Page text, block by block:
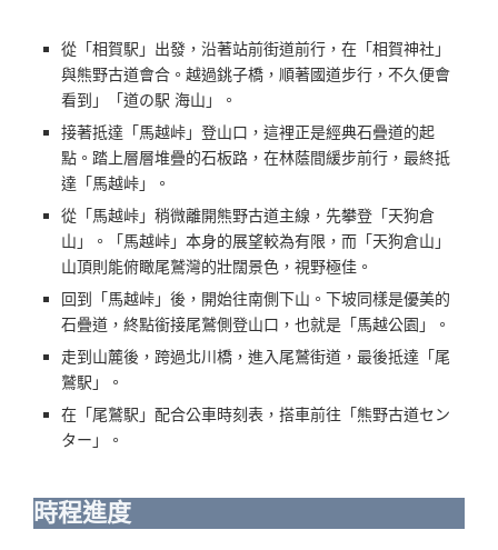
從「相賀駅」出發，沿著站前街道前行，在「相賀神社」
與熊野古道會合。越過銚子橋，順著國道步行，不久便會
看到」「道の駅 海山」。
接著抵達「馬越峠」登山口，這裡正是經典石疊道的起
點。踏上層層堆疊的石板路，在林蔭間緩步前行，最終抵
達「馬越峠」。
從「馬越峠」稍微離開熊野古道主線，先攀登「天狗倉
山」。「馬越峠」本身的展望較為有限，而「天狗倉山」
山頂則能俯瞰尾鷲灣的壯闊景色，視野極佳。
回到「馬越峠」後，開始往南側下山。下坡同樣是優美的
石疊道，終點銜接尾鷲側登山口，也就是「馬越公園」。
走到山麓後，跨過北川橋，進入尾鷲街道，最後抵達「尾
鷲駅」。
在「尾鷲駅」配合公車時刻表，搭車前往「熊野古道セン
ター」。
時程進度